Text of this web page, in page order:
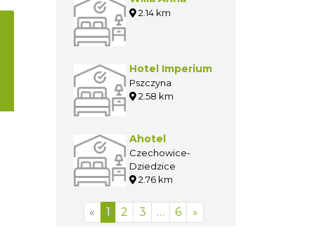
Karczma Kuban
Willa Anna
2.14 km
Hotel Imperium
Pszczyna
2.58 km
Ahotel